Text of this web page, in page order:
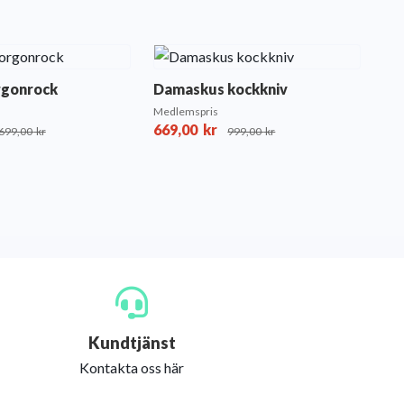
kr
Damaskus kockkniv
Medlemspris
669,00 kr 999,00kr
Kundtjänst
Kontakta oss här